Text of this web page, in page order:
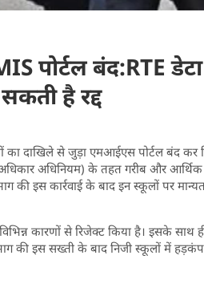
पोर्टल बंद:RTE
है रद्द
का दाखिले से जुड़ा एमआईएस पोर्टल बंद कर
अधिकार अधिनियम) के तहत गरीब और
इस कार्रवाई के बाद इन स्कूलों पर
कारणों से रिजेक्ट किया है। इसके साथ
की इस सख्ती के बाद निजी स्कूलों में